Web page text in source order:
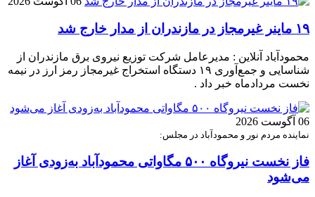
۱۹ ماینر غیرمجاز در مازندران از مدار خارج شد
محمودآباد آنلاین : مدیرعامل شرکت توزیع نیروی برق مازندران از
شناسایی و جمع‌آوری ۱۹ دستگاه استخراج غیرمجاز رمز ارز در نیمه
نخست مردادماه خبر داد .
06 آگوست 2026
نماینده مردم نور و محمودآباد در مجلس:
فاز نخست نیروگاه ۵۰۰ مگاواتی محمودآباد به‌زودی آغاز
می‌شود